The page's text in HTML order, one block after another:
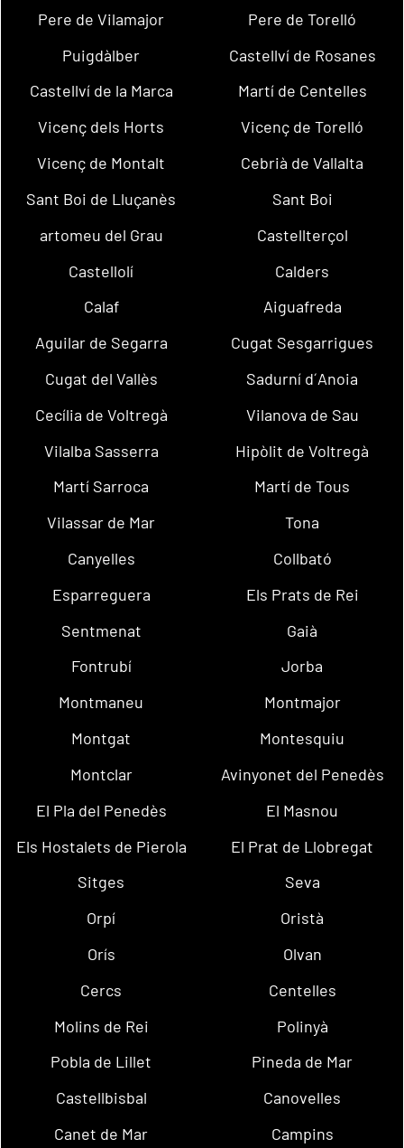
Pere de Vilamajor
Pere de Torelló
Puigdàlber
Castellví de Rosanes
Castellví de la Marca
Martí de Centelles
Vicenç dels Horts
Vicenç de Torelló
Vicenç de Montalt
Cebrià de Vallalta
Sant Boi de Lluçanès
Sant Boi
artomeu del Grau
Castellterçol
Castellolí
Calders
Calaf
Aiguafreda
Aguilar de Segarra
Cugat Sesgarrigues
Cugat del Vallès
Sadurní d´Anoia
Cecília de Voltregà
Vilanova de Sau
Vilalba Sasserra
Hipòlit de Voltregà
Martí Sarroca
Martí de Tous
Vilassar de Mar
Tona
Canyelles
Collbató
Esparreguera
Els Prats de Rei
Sentmenat
Gaià
Fontrubí
Jorba
Montmaneu
Montmajor
Montgat
Montesquiu
Montclar
Avinyonet del Penedès
El Pla del Penedès
El Masnou
Els Hostalets de Pierola
El Prat de Llobregat
Sitges
Seva
Orpí
Oristà
Orís
Olvan
Cercs
Centelles
Molins de Rei
Polinyà
Pobla de Lillet
Pineda de Mar
Castellbisbal
Canovelles
Canet de Mar
Campins